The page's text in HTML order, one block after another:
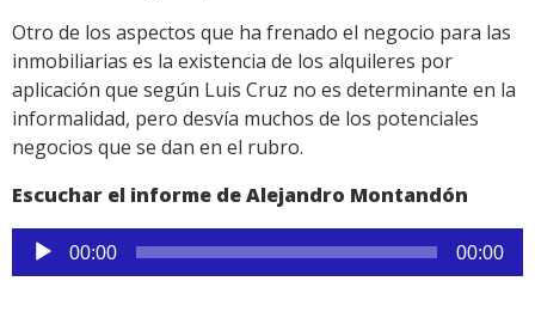
Otro de los aspectos que ha frenado el negocio para las
inmobiliarias es la existencia de los alquileres por
aplicación que según Luis Cruz no es determinante en la
informalidad, pero desvía muchos de los potenciales
negocios que se dan en el rubro.
Escuchar el informe de Alejandro Montandón
Reproductor
de
00:00 00:00